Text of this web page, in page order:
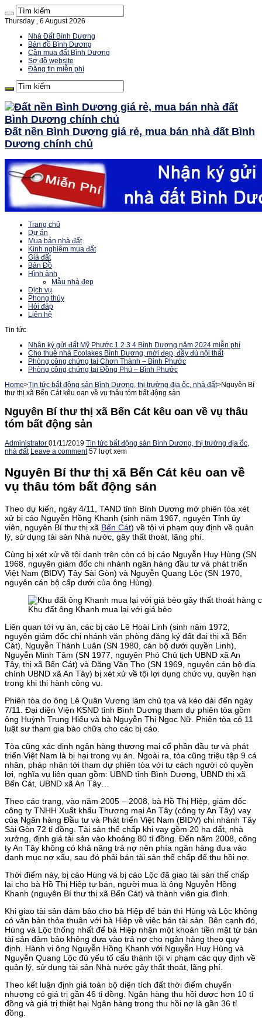
Thursday , 6 August 2026
Nhà Đất Bình Dương
Bản đồ Bình Dương
Cần mua đất Bình Dương
Sơ đồ website
Đăng tin miễn phí
Đất nền Bình Dương giá rẻ, mua bán nhà đất Bình
Dương chính chủ
Trang chủ
Dự án
Mua bán nhà đất
Kinh nghiệm mua đất
Giá đất
Bản Đồ
Hình ảnh
Mẫu nhà đẹp
Dịch vụ
Phong thủy
Hỏi đáp
Liên hệ
Tin tức
Nhận ký gửi đất Mỹ Phước 1 2 3 4 Bình Dương năm 2024 miễn phí
Cho thuê nhà Ecolakes Bình Dương, mới đẹp, đầy đủ nội thất
Phòng công chứng tại Chơn Thành – Bình Phước
Phòng công chứng tại Đồng Phú – Bình Phước
Home>Tin tức bất động sản Bình Dương, thị trường địa ốc, nhà đất>Nguyên Bí
thư thị xã Bến Cát kêu oan về vụ thâu tóm bất động sản
Nguyên Bí thư thị xã Bến Cát kêu oan về vụ thâu
tóm bất động sản
Administrator 01/11/2019 Tin tức bất động sản Bình Dương, thị trường địa ốc,
nhà đất Leave a comment 57 lượt xem
Nguyên Bí thư thị xã Bến Cát kêu oan về
vụ thâu tóm bất động sản
Theo dự kiến, ngày 4/11, TAND tỉnh Bình Dương mở phiên tòa xét
xử bị cáo Nguyễn Hồng Khanh (sinh năm 1967, nguyên Tỉnh ủy
viên, nguyên Bí thư thị xã Bến Cát) về tội vi phạm quy định về quản
lý, sử dụng tài sản Nhà nước, gây thất thoát, lãng phí.
Cùng bị xét xử về tội danh trên còn có bị cáo Nguyễn Huy Hùng (SN
1968, nguyên giám đốc chi nhánh ngân hàng đầu tư và phát triển
Việt Nam (BIDV) Tây Sài Gòn) và Nguyễn Quang Lộc (SN 1970,
nguyên cán bộ cấp dưới của ông Hùng).
Khu đất ông Khanh mua lại với giá bèo
Liên quan tới vụ án, các bị cáo Lê Hoài Linh (sinh năm 1972,
nguyên giám đốc chi nhánh văn phòng đăng ký đất đai thị xã Bến
Cát), Nguyễn Thành Luân (SN 1980, cán bộ dưới quyền Linh),
Nguyễn Minh Tâm (SN 1977, nguyên Phó Chủ tịch UBND xã An
Tây, thị xã Bến Cát) và Đặng Văn Thọ (SN 1969, nguyên cán bộ địa
chính UBND xã An Tây) bị xét xử về tội lợi dụng chức vụ, quyền hạn
trong khi thi hành công vụ.
Phiên tòa do ông Lê Quân Vương làm chủ tọa và kéo dài đến ngày
7/11. Đại diện Viện KSND tỉnh Bình Dương tham dự phiên tòa gồm
ông Huỳnh Trung Hiếu và bà Nguyễn Thị Ngọc Nữ. Phiên tòa có 11
luật sư tham gia bào chữa cho các bị cáo.
Tòa cũng xác định ngân hàng thương mại cổ phần đầu tư và phát
triển Việt Nam là bị hại trong vụ án. Ngoài ra, tòa cũng triệu tập 9 cá
nhân, pháp nhân tới tham dự phiên tòa với tư cách người có quyền
lợi, nghĩa vụ liên quan gồm: UBND tỉnh Bình Dương, UBND thị xã
Bến Cát, UBND xã An Tây…
Theo cáo trạng, vào năm 2005 – 2008, bà Hồ Thị Hiệp, giám đốc
công ty TNHH Xuất khẩu Thương mại An Tây (công ty An Tây) vay
của Ngân hàng Đầu tư và Phát triển Việt Nam (BIDV) chi nhánh Tây
Sài Gòn 72 tỉ đồng. Tài sản thế chấp khi vay gồm 20 ha đất, nhà
xưởng, định giá tài sản vào khoảng 80 tỉ đồng. Đến năm 2008, công
ty An Tây không có khả năng trả nợ nên phía ngân hàng đưa vào
danh mục nợ xấu, sau đó phải bán tài sản thế chấp để thu hồi nợ.
Thời điểm này, bị cáo Hùng và bị cáo Lộc đã giao tài sản thế chấp
lại cho bà Hồ Thị Hiệp tự bán, người mua là ông Nguyễn Hồng
Khanh (nguyên Bí thư thị xã Bến Cát) và thành viên gia đình.
Khi giao tài sản đảm bảo cho bà Hiệp để bán thì Hùng và Lộc không
có văn bản thỏa thuận với bà Hiệp về việc bán tài sản. Bên cạnh đó,
Hùng và Lộc thống nhất để bà Hiệp nhận một khoản tiền mặt từ bán
tài sản đảm bảo không đưa vào trả nợ cho ngân hàng theo quy
định. Hành vi ông Nguyễn Hồng Khanh với Nguyễn Huy Hùng và
Nguyễn Quang Lộc đủ yếu tố cấu thành tội vi phạm các quy định về
quản lý, sử dụng tài sản Nhà nước gây thất thoát, lãng phí.
Theo kết luận định giá toàn bộ diện tích đất thời điểm chuyển
nhượng có giá trị gần 46 tỉ đồng. Ngân hàng thu hồi được hơn 10 tỉ
đồng và giá trị thiệt hại Ngân hàng trong thu hồi nợ là gần 36 tỉ
đồng.